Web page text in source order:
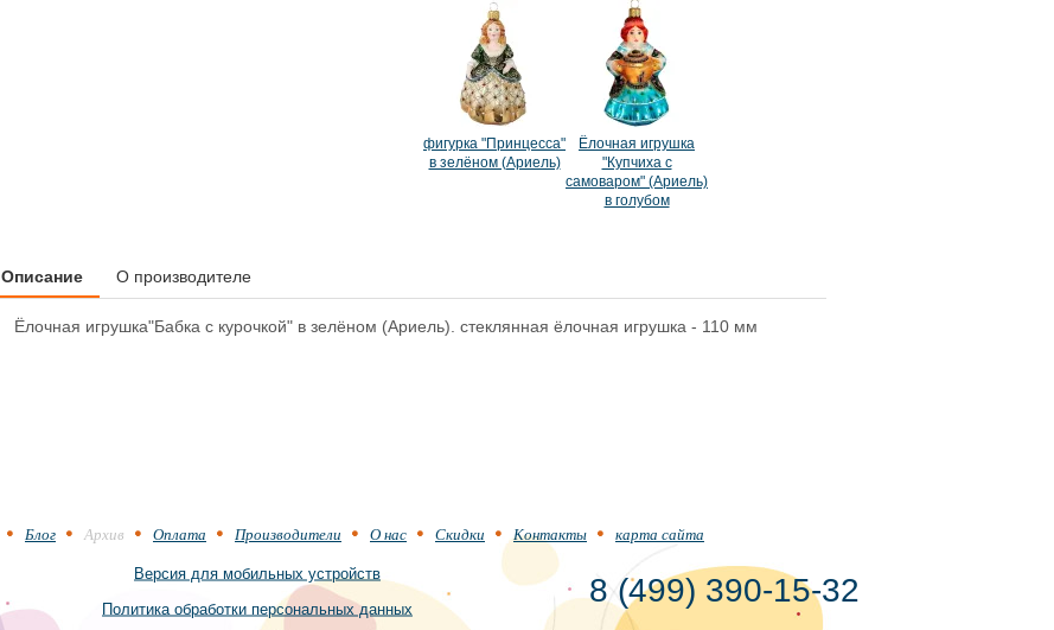
фигурка "Принцесса"
в зелёном (Ариель)
Ёлочная игрушка
"Купчиха с
самоваром" (Ариель)
в голубом
Описание О производителе
Ёлочная игрушка"Бабка с курочкой" в зелёном (Ариель). стеклянная ёлочная игрушка - 110 мм
Блог Архив Оплата Производители О нас Скидки Контакты карта сайта
Версия для мобильных устройств
Политика обработки персональных данных
8 (499) 390-15-32